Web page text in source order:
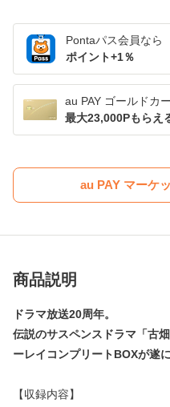
Pontaパス会員なら
ポイント+1％
au PAY ゴールドカ
最大23,000Pもらえ
au PAY マーケ
商品説明
ドラマ放送20周年。
伝説のサスペンスドラマ「古
ーレイコンプリートBOXが遂
【収録内容】